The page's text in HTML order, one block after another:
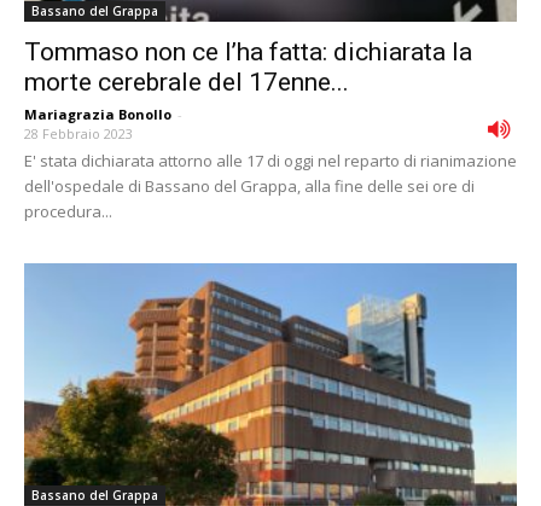
Bassano del Grappa
Tommaso non ce l’ha fatta: dichiarata la
morte cerebrale del 17enne...
Mariagrazia Bonollo -
28 Febbraio 2023
E' stata dichiarata attorno alle 17 di oggi nel reparto di rianimazione
dell'ospedale di Bassano del Grappa, alla fine delle sei ore di
procedura...
Bassano del Grappa